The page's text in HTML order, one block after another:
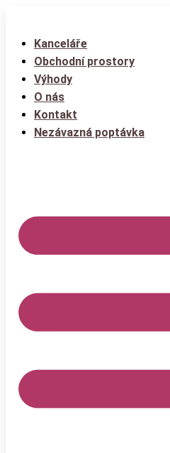
Kanceláře
Obchodní prostory
Výhody
O nás
Kontakt
Nezávazná poptávka